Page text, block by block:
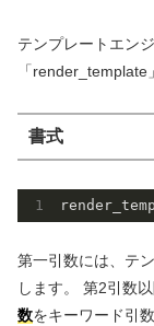
テンプレートエン
「render_template
書式
第一引数には、テ
します。 第2引数以
数をキーワード引